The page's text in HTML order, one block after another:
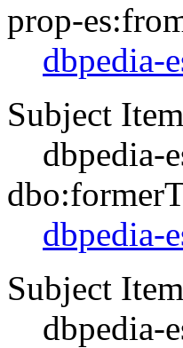
prop-
dbpedia-
Subject Item
dbpedia-
dbpedia-
Subject Item
dbpedia-